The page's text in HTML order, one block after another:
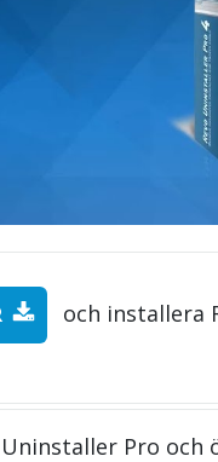
och installera
Pro